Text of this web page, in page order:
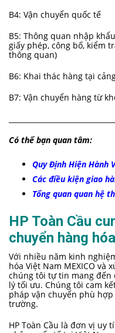
B4: Vận chuyển quốc tế
B5: Thông quan nhập
giấy phép, công bố, kiểm
thông quan)
B6: Khai thác hàng tại
B7: Vận chuyển hàng từ
Có thể bạn quan tâm:
Quy Định Hiện Hành
Các điều kiện giao
Tổng quan quan hệ
HP Toàn Cầu
chuyển hàng
Với nhiều năm kinh
hóa Việt Nam MEXICO và
chúng tôi tự tin mang đến
lý tối ưu. Chúng tôi cam
pháp vận chuyển phù
trường.
HP Toàn Cầu là đơn vị uy